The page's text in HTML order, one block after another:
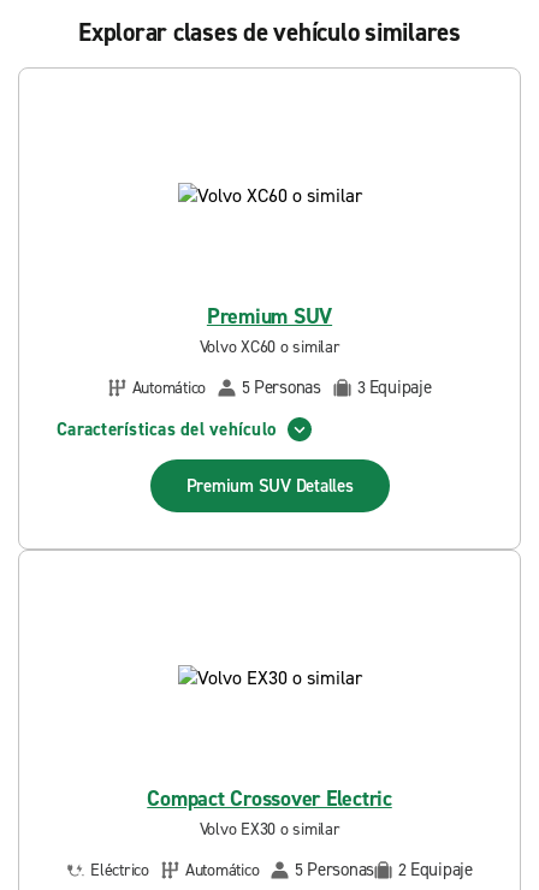
Explorar clases de vehículo similares
Premium SUV
Volvo XC60 o similar
Automático
5 Personas 3 Equipaje
Características del vehículo
Premium SUV Detalles
Compact Crossover Electric
Volvo EX30 o similar
Eléctrico
Automático 5 Personas 2 Equipaje